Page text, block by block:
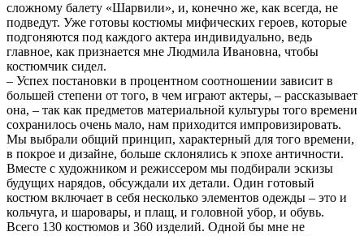
сложному балету «Шарвили», и, конечно же, как всегда, не
подведут. Уже готовы костюмы мифических героев, которые
подгоняются под каждого актера индивидуально, ведь
главное, как признается мне Людмила Ивановна, чтобы
костюмчик сидел.
– Успех постановки в процентном соотношении зависит в
большей степени от того, в чем играют актеры, – рассказывает
она, – так как предметов материальной культуры того времени
сохранилось очень мало, нам приходится импровизировать.
Мы выбрали общий принцип, характерный для того времени,
в покрое и дизайне, больше склонялись к эпохе античности.
Вместе с художником и режиссером мы подбирали эскизы
будущих нарядов, обсуждали их детали. Один готовый
костюм включает в себя несколько элементов одежды – это и
кольчуга, и шаровары, и плащ, и головной убор, и обувь.
Всего 130 костюмов и 360 изделий. Одной бы мне не